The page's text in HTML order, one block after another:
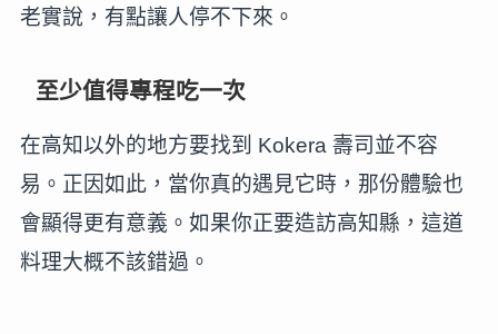
老實說，有點讓人停不下來。
至少值得專程吃一次
在高知以外的地方要找到 Kokera 壽司並不容
易。正因如此，當你真的遇見它時，那份體驗也
會顯得更有意義。如果你正要造訪高知縣，這道
料理大概不該錯過。